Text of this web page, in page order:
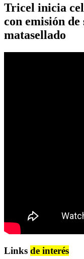
Tricel inicia
con emisión de
matasellado
Links de interés